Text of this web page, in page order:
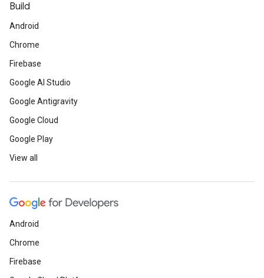
Build
Android
Chrome
Firebase
Google AI Studio
Google Antigravity
Google Cloud
Google Play
View all
Android
Chrome
Firebase